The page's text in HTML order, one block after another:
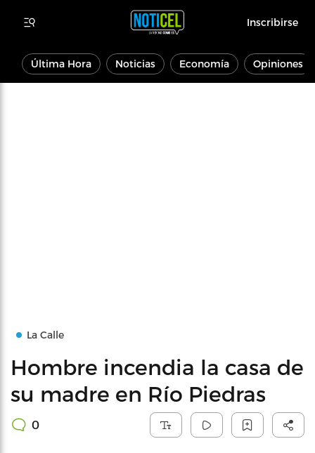
Inscribirse
Última Hora Noticias Economía Opiniones
La Calle
Hombre incendia la casa de
su madre en Río Piedras
0